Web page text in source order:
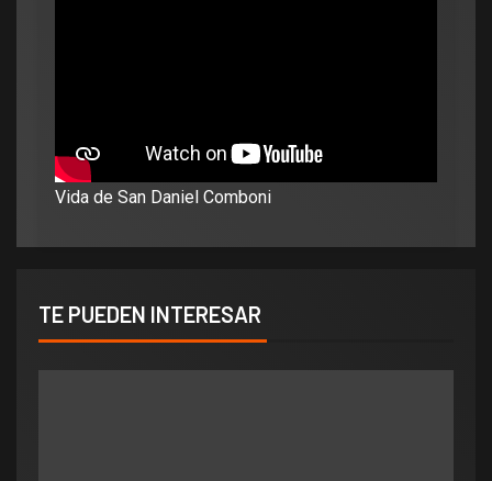
Vida de San Daniel Comboni
TE PUEDEN INTERESAR